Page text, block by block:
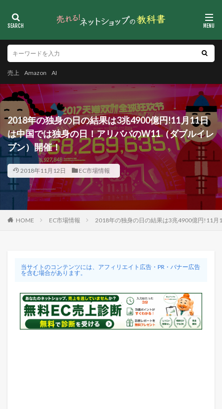
売上 Amazon AI
2018年の独身の日の結果は3兆4900億円!11月11日
は中国では独身の日！アリババのW11（ダブルイレ
ブン）開催！
2018年11月12日 EC市場情報
HOME EC市場情報 2018年の独身の日の結果は3兆4900億円!11月
当サイトのコンテンツには、アフィリエイト広告・PR・バナー広告
を含む場合があります。